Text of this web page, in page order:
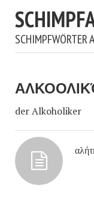
SCHIMPFWÖRTER
der Alkoholiker